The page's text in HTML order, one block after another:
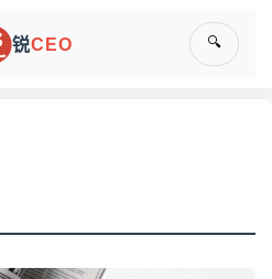
锐CEO 🔍